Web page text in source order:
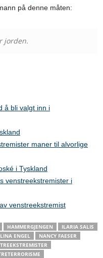
på denne måten:
jorden.
å bli valgt inn i
maner til alvorlige
i Tyskland
venstreekstremister i
venstreekstremist
HAMMERGJENGEN
ILARIA SALIS
LINA ENGEL
NANCY FAESER